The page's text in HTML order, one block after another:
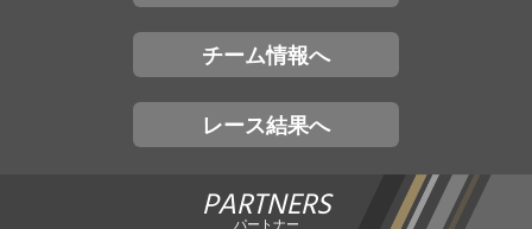
チーム情報へ
レース結果へ
PARTNERS
パートナー